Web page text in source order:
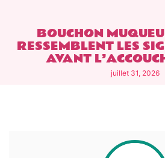
BOUCHON
RESSEMBLENT LES
AVANT
juillet 31, 2026